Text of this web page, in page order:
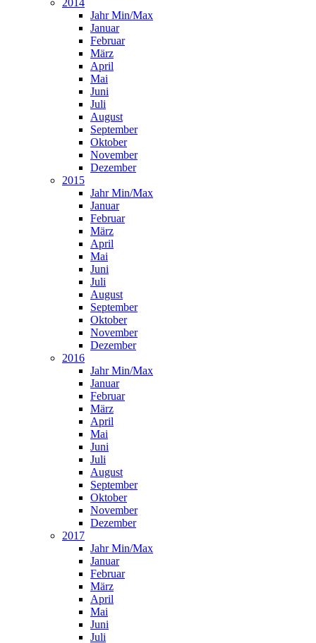
2014
Jahr Min/Max
Januar
Februar
März
April
Mai
Juni
Juli
August
September
Oktober
November
Dezember
2015
Jahr Min/Max
Januar
Februar
März
April
Mai
Juni
Juli
August
September
Oktober
November
Dezember
2016
Jahr Min/Max
Januar
Februar
März
April
Mai
Juni
Juli
August
September
Oktober
November
Dezember
2017
Jahr Min/Max
Januar
Februar
März
April
Mai
Juni
Juli